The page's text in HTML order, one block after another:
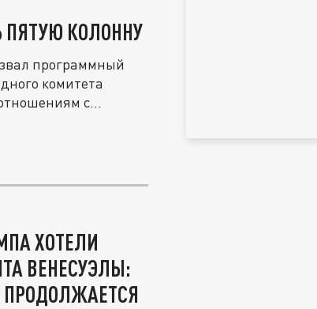
ПЯТУЮ КОЛОННУ
программный
комитета
с
ХОТЕЛИ
ВЕНЕСУЭЛЫ:
ПРОДОЛЖАЕТСЯ